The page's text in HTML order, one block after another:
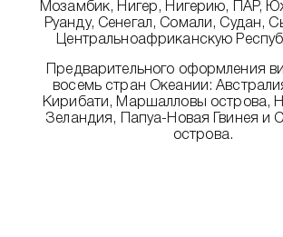
Мозамбик, Нигер, Нигерию, ПАР,
Руанду, Сенегал, Сомали, Судан,
Центральноафриканскую
Предварительного оформления
восемь стран Океании:
Кирибати, Маршалловы острова,
Зеландия, Папуа-Новая Гвинея и
острова.